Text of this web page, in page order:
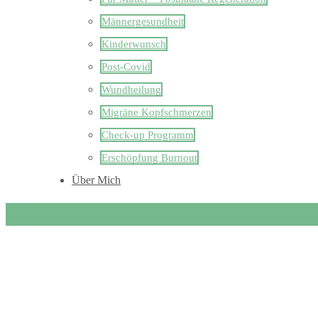
Männergesundheit
Kinderwunsch
Post-Covid
Wundheilung
Migräne Kopfschmerzen
Check-up Programm
Erschöpfung Burnout
Über Mich